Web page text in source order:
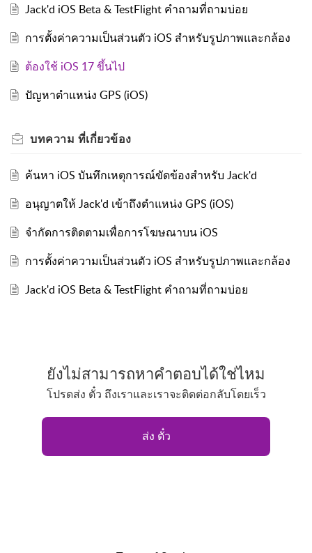
Jack'd iOS Beta & TestFlight คำถามที่ถามบ่อย
การตั้งค่าความเป็นส่วนตัว iOS สำหรับรูปภาพและกล้อง
ต้องใช้ iOS 17 ขึ้นไป
ปัญหาตำแหน่ง GPS (iOS)
บทความ ที่เกี่ยวข้อง
ค้นหา iOS บันทึกเหตุการณ์ขัดข้องสำหรับ Jack'd
อนุญาตให้ Jack'd เข้าถึงตำแหน่ง GPS (iOS)
จำกัดการติดตามเพื่อการโฆษณาบน iOS
การตั้งค่าความเป็นส่วนตัว iOS สำหรับรูปภาพและกล้อง
Jack'd iOS Beta & TestFlight คำถามที่ถามบ่อย
ยังไม่สามารถหาคำตอบได้ใช่ไหม
โปรดส่ง ตั๋ว ถึงเราและเราจะติดต่อกลับโดยเร็ว
ส่ง ตั๋ว